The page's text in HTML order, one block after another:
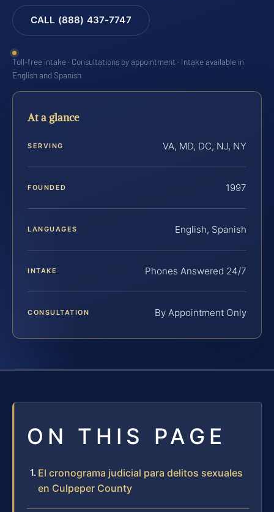
CALL (888) 437-7747
Toll-free intake · Consultations by appointment · Intake available in
English and Spanish
At a glance
SERVING VA, MD, DC, NJ, NY
FOUNDED 1997
LANGUAGES English, Spanish
INTAKE Phones Answered 24/7
CONSULTATION By Appointment Only
ON THIS PAGE
El cronograma judicial para delitos sexuales
en Culpeper County